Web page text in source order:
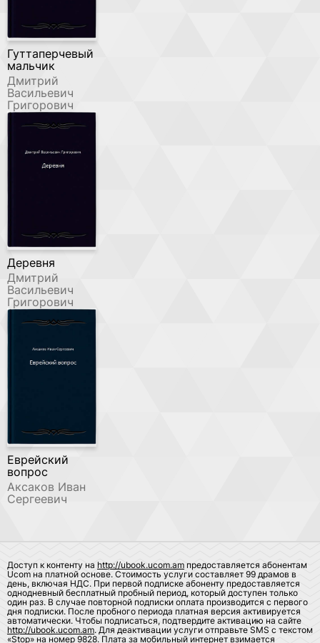
Гуттаперчевый
мальчик
Дмитрий
Васильевич
Григорович
Деревня
Дмитрий
Васильевич
Григорович
Еврейский
вопрос
Аксаков Иван
Сергеевич
Доступ к контенту на http://ubook.ucom.am предоставляется абонентам
Ucom на платной основе. Стоимость услуги составляет 99 драмов в
день, включая НДС. При первой подписке абоненту предоставляется
однодневный бесплатный пробный период, который доступен только
один раз. В случае повторной подписки оплата производится с первого
дня подписки. После пробного периода платная версия активируется
автоматически. Чтобы подписаться, подтвердите активацию на сайте
http://ubook.ucom.am. Для деактивации услуги отправьте SMS с текстом
«Stop» на номер 9828. Плата за мобильный интернет взимается